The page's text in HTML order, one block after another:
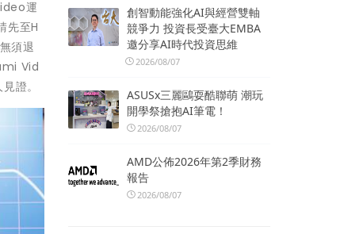
運
先至H
須退
Vid
證。
創智動能強化AI與經營雙軸
競爭力 投資長受臺大EMBA
邀分享AI時代投資思維
2026/08/07
ASUSx三麗鷗耍酷聯萌 潮玩
開學祭搶抱AI筆電！
2026/08/07
AMD公佈2026年第2季財務
報告
2026/08/07